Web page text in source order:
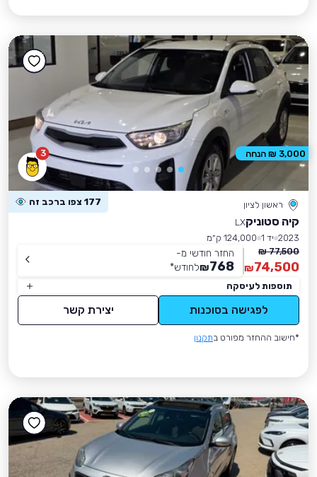
3
ראשון לציון 177 צפו ברכב זה
קיה סטוניקLX
2023 יד 1
124,000 ק״מ
77,500 ₪
74,500
₪
החזר חודשי מ-
768
₪לחודש*
תוספות לעיסקה
לפגישה בסוכנות יצירת קשר
*חישוב ההחזר מפורט בתקנון
3,000 ₪ הנחה